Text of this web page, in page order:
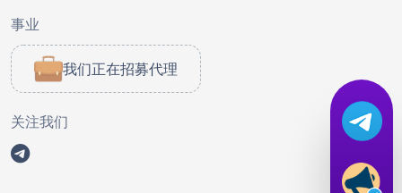
事业
我们正在招募代理
关注我们